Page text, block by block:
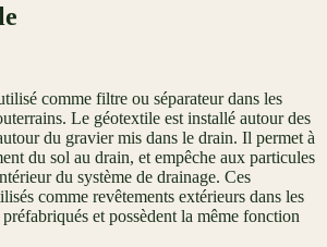
comme filtre ou séparateur dans les
Le géotextile est installé autour des
du gravier mis dans le drain. Il permet à
du sol au drain, et empêche aux particules
du système de drainage. Ces
comme revêtements extérieurs dans les
et possèdent la même fonction